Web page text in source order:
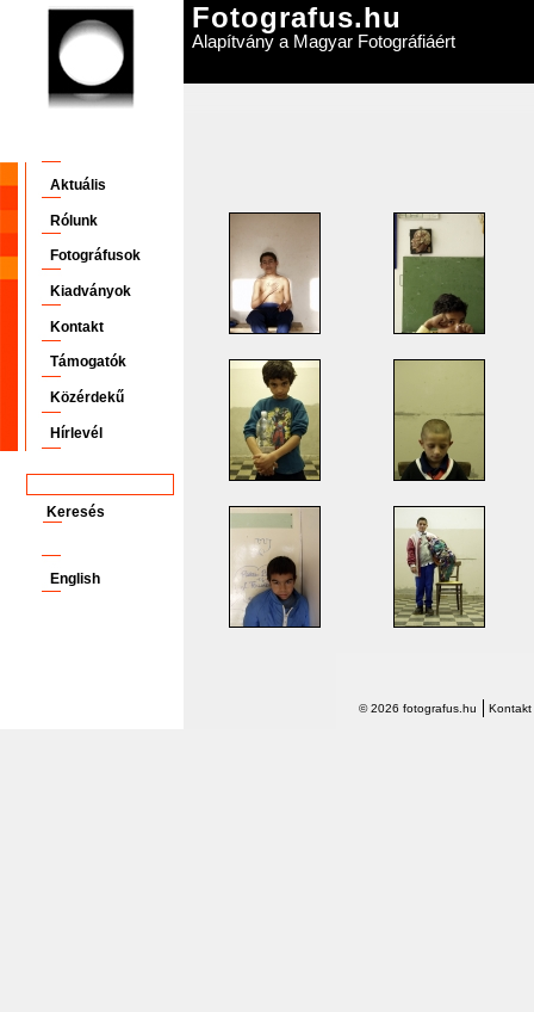
Fotografus.hu
Alapítvány a Magyar Fotográfiáért
Aktuális
Rólunk
Fotográfusok
Kiadványok
Kontakt
Támogatók
Közérdekű
Hírlevél
English
© 2026 fotografus.hu Kontakt